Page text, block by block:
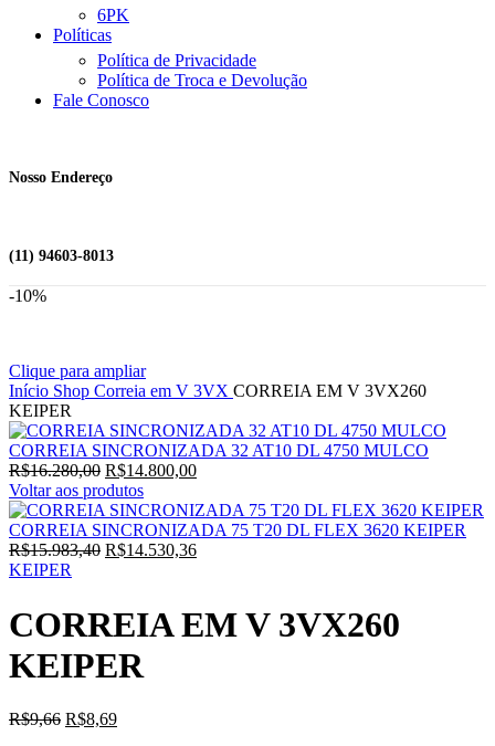
6PK
Políticas
Política de Privacidade
Política de Troca e Devolução
Fale Conosco
Nosso Endereço
(11) 94603-8013
-10%
Clique para ampliar
Início Shop Correia em V 3VX CORREIA EM V 3VX260
KEIPER
CORREIA SINCRONIZADA 32 AT10 DL 4750 MULCO
R$16.280,00 O
preço
original
era:
R$16.280,00.
R$14.800,00O
atual
é:
R$14.800,00.
Voltar aos produtos
CORREIA SINCRONIZADA 75 T20 DL FLEX 3620 KEIPER
R$15.983,40 O
era:
R$15.983,40.
R$14.530,36O
é:
R$14.530,36.
KEIPER
CORREIA EM V 3VX260
KEIPER
R$9,66 O
R$8,69O